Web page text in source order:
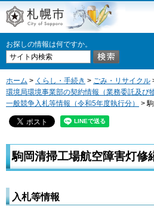
札幌市
お探しの情報は何ですか。
ホーム > くらし・手続き > ごみ・リサイクル
環境局環境事業部の契約情報（業務委託及び
一般競争入札等情報（令和5年度執行分）
>
駒岡清掃工場航空障害灯修
入札等情報